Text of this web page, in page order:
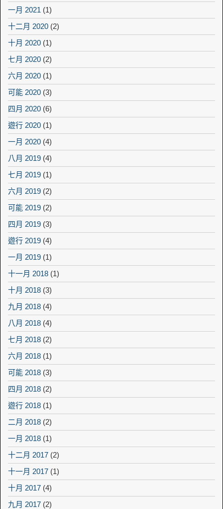
一月 2021 (1)
十二月 2020 (2)
十月 2020 (1)
七月 2020 (2)
六月 2020 (1)
可能 2020 (3)
四月 2020 (6)
遊行 2020 (1)
一月 2020 (4)
八月 2019 (4)
七月 2019 (1)
六月 2019 (2)
可能 2019 (2)
四月 2019 (3)
遊行 2019 (4)
一月 2019 (1)
十一月 2018 (1)
十月 2018 (3)
九月 2018 (4)
八月 2018 (4)
七月 2018 (2)
六月 2018 (1)
可能 2018 (3)
四月 2018 (2)
遊行 2018 (1)
二月 2018 (2)
一月 2018 (1)
十二月 2017 (2)
十一月 2017 (1)
十月 2017 (4)
九月 2017 (2)